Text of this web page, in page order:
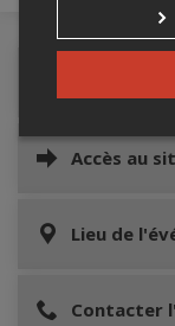
Détails de
Accès au
Lieu de
Contacter